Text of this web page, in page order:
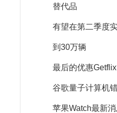
替代品
有望在第二季度
到30万辆
最后的优惠
谷歌量子计算机
苹果Watch最新